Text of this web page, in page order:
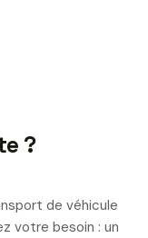
?
de véhicule
votre besoin : un